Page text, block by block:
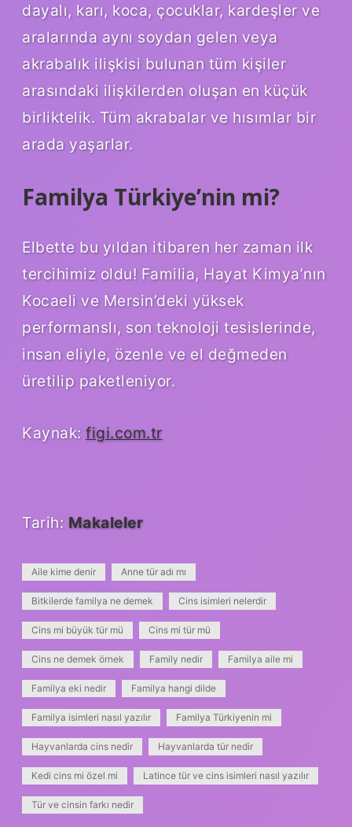
dayalı, karı, koca, çocuklar, kardeşler ve
aralarında aynı soydan gelen veya
akrabalık ilişkisi bulunan tüm kişiler
arasındaki ilişkilerden oluşan en küçük
birliktelik. Tüm akrabalar ve hısımlar bir
arada yaşarlar.
Familya Türkiye’nin mi?
Elbette bu yıldan itibaren her zaman ilk
tercihimiz oldu! Familia, Hayat Kimya’nın
Kocaeli ve Mersin’deki yüksek
performanslı, son teknoloji tesislerinde,
insan eliyle, özenle ve el değmeden
üretilip paketleniyor.
Kaynak: figi.com.tr
Tarih: Makaleler
Aile kime denir Anne tür adı mı
Bitkilerde familya ne demek Cins isimleri nelerdir
Cins mi büyük tür mü Cins mi tür mü
Cins ne demek örnek Family nedir Familya aile mi
Familya eki nedir Familya hangi dilde
Familya isimleri nasıl yazılır Familya Türkiyenin mi
Hayvanlarda cins nedir Hayvanlarda tür nedir
Kedi cins mi özel mi Latince tür ve cins isimleri nasıl yazılır
Tür ve cinsin farkı nedir